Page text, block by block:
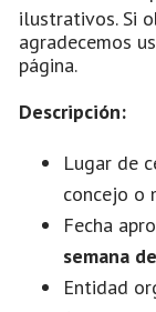
ilustrativos. Si
agradecemos
página.
Descripción:
Lugar de
concejo o
Fecha
semana
Entidad